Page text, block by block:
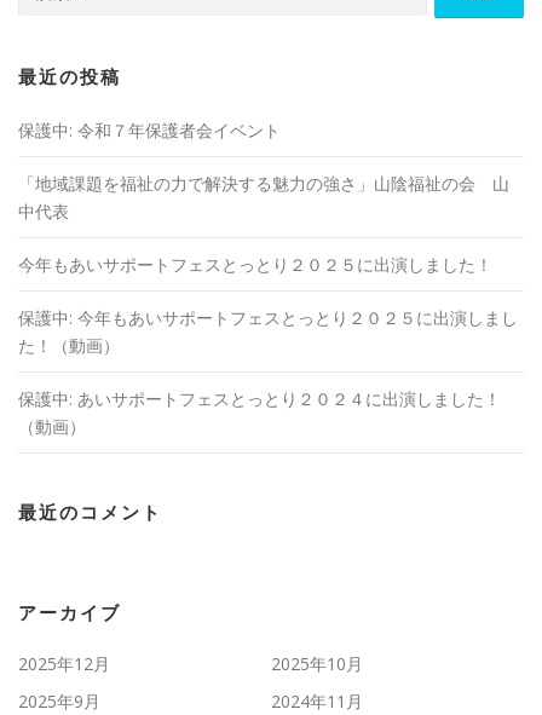
最近の投稿
保護中: 令和７年保護者会イベント
「地域課題を福祉の⼒で解決する魅⼒の強さ」山陰福祉の会 山
中代表
今年もあいサポートフェスとっとり２０２５に出演しました！
保護中: 今年もあいサポートフェスとっとり２０２５に出演しまし
た！（動画）
保護中: あいサポートフェスとっとり２０２４に出演しました！
（動画）
最近のコメント
アーカイブ
2025年12月
2025年10月
2025年9月
2024年11月